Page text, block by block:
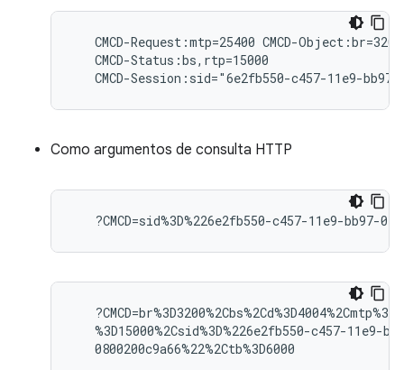
CMCD-Request:mtp=25400 CMCD-
   CMCD-Status:bs,rtp=15000
Como argumentos de consulta HTTP
%3D15000%2Csid%3D%226e2fb550-c457-11e9-